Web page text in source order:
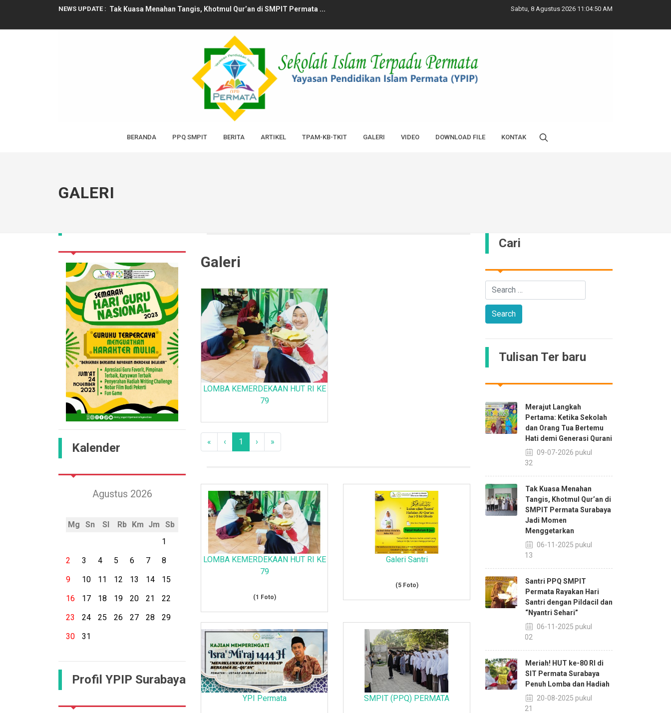
NEWS UPDATE : Tak Kuasa Menahan Tangis, Khotmul Qur’an di SMPIT Permata ...
Santri PPQ SMPIT Permata Rayakan Hari Santri dengan Pildacil...
Meriah! HUT ke-80 RI di SIT Permata Surabaya Penuh Lomba dan...
Peduli Warga Pakal, SIT Permata Surabaya Bagikan 1000 Paket ...
Permata Berbagi, Ramadan Penuh Berkah Bersama KB-TKIT Permat...
Sinar Cahaya Al-Quran di bulan Ramadan: 58 Siswa PPQ SMPIT P...
Sabtu, 8 Agustus 2026 11:04:51 AM
BERANDA PPQ SMPIT BERITA ARTIKEL TPAM-KB-TKIT GALERI VIDEO DOWNLOAD FILE KONTAK
GALERI
Kalender
Agustus 2026
Mg Sn Sl Rb Km Jm
Sb
1
2
3 4 5 6 7
8
9
10 11 12 13 14
15
16
17 18 19 20 21
22
23
24 25 26 27 28
29
30
31
Profil YPIP Surabaya
Galeri
LOMBA KEMERDEKAAN HUT RI KE
79
« ‹ 1 › »
LOMBA KEMERDEKAAN HUT RI KE
79
(1 Foto)
Galeri Santri
(5 Foto)
YPI Permata SMPIT (PPQ) PERMATA
Cari
Tulisan Ter baru
Merajut Langkah
Pertama: Ketika Sekolah
dan Orang Tua Bertemu
Hati demi Generasi Qurani
09-07-2026 pukul
11:32
Tak Kuasa Menahan
Tangis, Khotmul Qur’an di
SMPIT Permata Surabaya
Jadi Momen
Menggetarkan
06-11-2025 pukul
14:13
Santri PPQ SMPIT
Permata Rayakan Hari
Santri dengan Pildacil dan
“Nyantri Sehari”
06-11-2025 pukul
14:02
Meriah! HUT ke-80 RI di
SIT Permata Surabaya
Penuh Lomba dan Hadiah
20-08-2025 pukul
13:21